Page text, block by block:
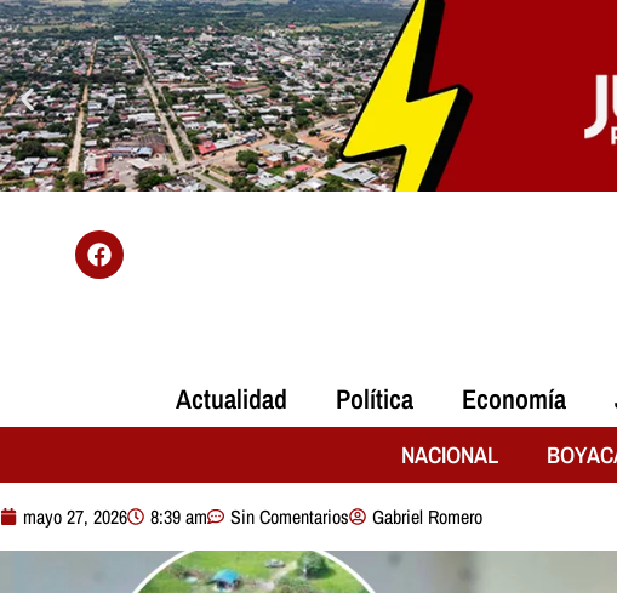
Actualidad Política Economía
NACIONAL
mayo 27, 2026 8:39 am Sin Comentarios Gabriel Romero